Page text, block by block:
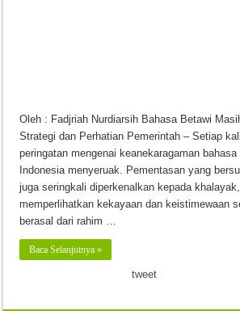
Oleh : Fadjriah Nurdiarsih Bahasa Betawi
Strategi dan Perhatian Pemerintah – Setiap
peringatan mengenai keanekaragaman
Indonesia menyeruak. Pementasan yang
juga seringkali diperkenalkan kepada
memperlihatkan kekayaan dan keistimewaan
berasal dari rahim …
Baca Selanjutnya »
tweet